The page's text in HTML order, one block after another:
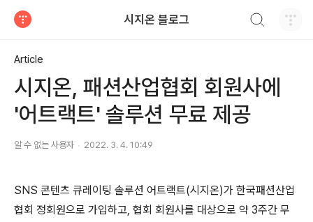
시지온 블로그
Article
시지온, 패션산업협회 회원사에
'어트랙트' 솔루션 무료 제공
알 수 없는 사용자 2022. 3. 4. 10:49
SNS 콘텐츠 큐레이팅 솔루션 어트랙트(시지온)가 한국패션산업
협회 정회원으로 가입하고, 협회 회원사를 대상으로 약 3주간 무